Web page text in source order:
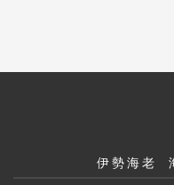
伊勢海老